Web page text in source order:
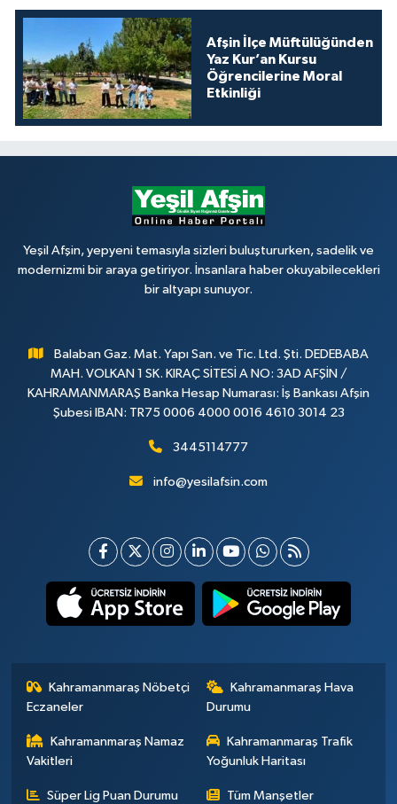
Afşin İlçe Müftülüğünden
Yaz Kur’an Kursu
Öğrencilerine Moral
Etkinliği
Yeşil Afşin, yepyeni temasıyla sizleri buluştururken, sadelik ve
modernizmi bir araya getiriyor. İnsanlara haber okuyabilecekleri
bir altyapı sunuyor.
Balaban Gaz. Mat. Yapı San. ve Tic. Ltd. Şti. DEDEBABA
MAH. VOLKAN 1 SK. KIRAÇ SİTESİ A NO: 3AD AFŞİN /
KAHRAMANMARAŞ Banka Hesap Numarası: İş Bankası Afşin
Şubesi IBAN: TR75 0006 4000 0016 4610 3014 23
3445114777
info@yesilafsin.com
Kahramanmaraş Nöbetçi
Eczaneler
Kahramanmaraş Hava
Durumu
Kahramanmaraş Namaz
Vakitleri
Kahramanmaraş Trafik
Yoğunluk Haritası
Süper Lig Puan Durumu Tüm Manşetler